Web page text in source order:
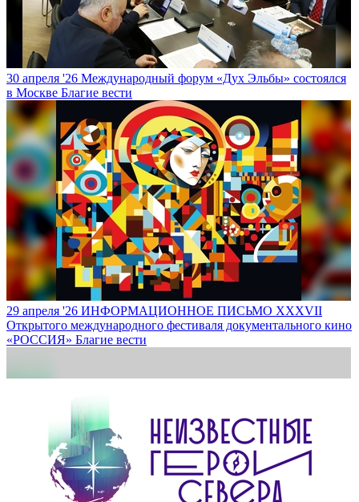
30 апреля '26 Международный форум «Дух Эльбы» состоялся
в Москве Благие вести
29 апреля '26 ИНФОРМАЦИОННОЕ ПИСЬМО XXXVII
Открытого международного фестиваля документального кино
«РОССИЯ» Благие вести